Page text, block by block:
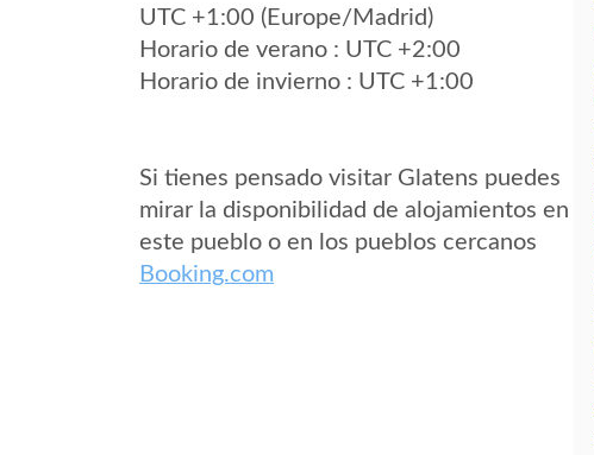
UTC +1:00 (Europe/Madrid)
Horario de verano : UTC +2:00
Horario de invierno : UTC +1:00
Si tienes pensado visitar Glatens puedes
mirar la disponibilidad de alojamientos en
este pueblo o en los pueblos cercanos
Booking.com